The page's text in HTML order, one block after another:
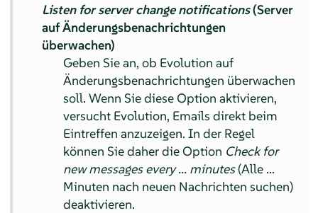
Listen for server change notifications(Server
auf Änderungsbenachrichtungen
überwachen)
Geben Sie an, ob Evolution auf
Änderungsbenachrichtungen überwachen
soll. Wenn Sie diese Option aktivieren,
versucht Evolution, Emails direkt beim
Eintreffen anzuzeigen. In der Regel
können Sie daher die Option Check for
new messages every ... minutes(Alle ...
Minuten nach neuen Nachrichten suchen)
deaktivieren.